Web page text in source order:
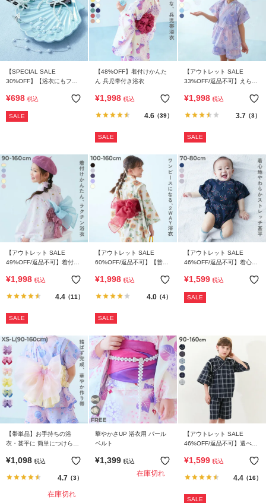
子
も
服
コ
ム
ヘ
ロ
ッ
ク
に
て
買
い
物
ガ
ド
よ
【SPECIAL SALE
30%OFF】【浴衣にもフォ
ルヘアアクセサリー
¥698 税込
SALE
【48%OFF】着付けかんた
ん 兵児帯付き浴衣
¥1,998 税込
4.6（39）
SALE
【アウトレット SALE
33%OFF/返品不可】えらべ
ズ甚平
¥1,998 税込
3.7（3）
SALE
【アウトレット SALE
49%OFF/返品不可】着付け
ピース型浴衣
¥1,998 税込
4.4（11）
SALE
【アウトレット SALE
60%OFF/返品不可】【普段
セパレート ワンピース浴衣
¥1,998 税込
4.0（4）
SALE
【アウトレット SALE
46%OFF/返品不可】着心地
パース
¥1,599 税込
SALE
【帯単品】お手持ちの浴
衣・甚平に 簡単につけられ
¥1,098 税込
4.7（3）
在庫切れ
華やかさUP 浴衣用 パール
ベルト
¥1,399 税込
在庫切れ
【アウトレット SALE
46%OFF/返品不可】選べる
¥1,599 税込
4.4（16）
SALE